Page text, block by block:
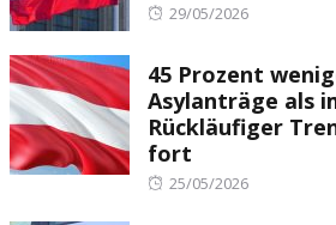
Posted
29/05/2026
45 Prozent
Asylanträge als
Rückläufiger
fort
Posted
25/05/2026